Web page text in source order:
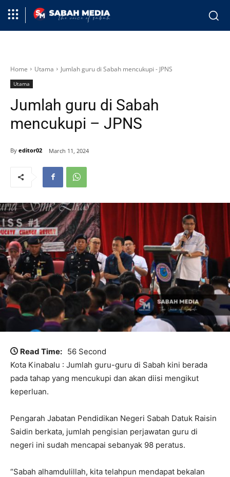
Home Utama Jumlah guru di Sabah mencukupi - JPNS
Utama
Jumlah guru di Sabah
mencukupi – JPNS
By editor02 March 11, 2024
Read Time: 56 Second
Kota Kinabalu : Jumlah guru-guru di Sabah kini berada
pada tahap yang mencukupi dan akan diisi mengikut
keperluan.
Pengarah Jabatan Pendidikan Negeri Sabah Datuk Raisin
Saidin berkata, jumlah pengisian perjawatan guru di
negeri ini sudah mencapai sebanyak 98 peratus.
“Sabah alhamdulillah, kita telahpun mendapat bekalan